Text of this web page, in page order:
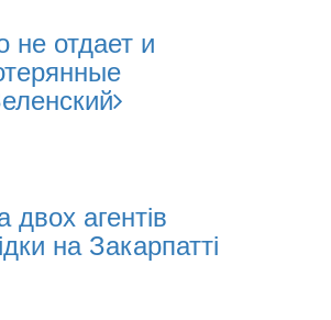
Ukrainian Businesses
Risks During War
не отдает и
агентів
на Закарпатті